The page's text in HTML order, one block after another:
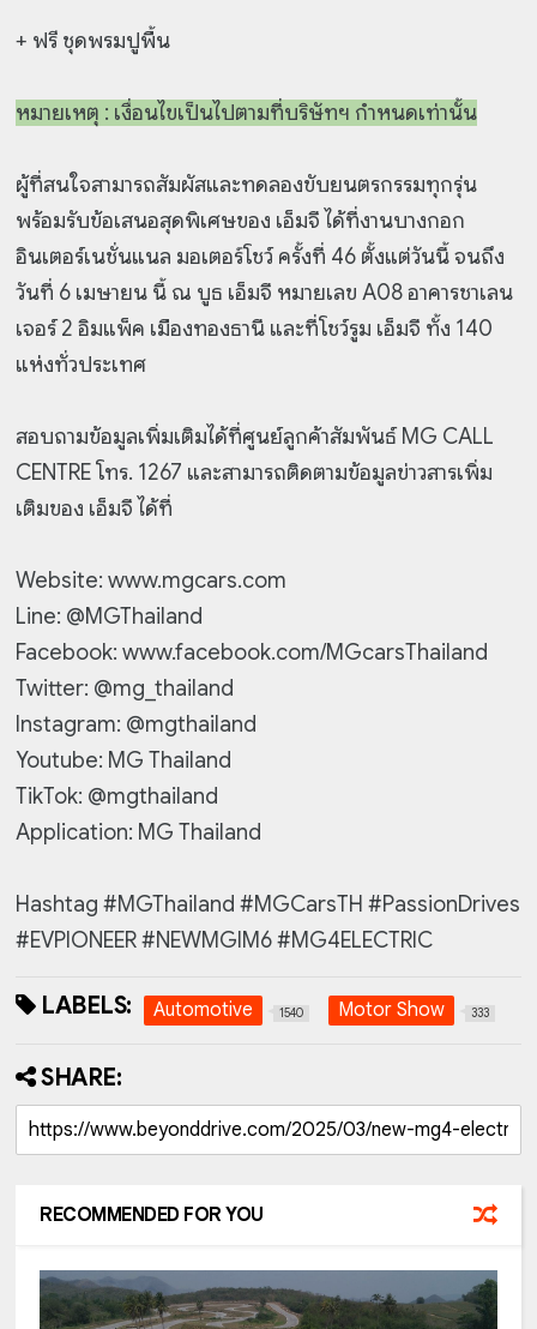
+ ฟรี ชุดพรมปูพื้น
หมายเหตุ : เงื่อนไขเป็นไปตามที่บริษัทฯ กำหนดเท่านั้น
ผู้ที่สนใจสามารถสัมผัสและทดลองขับยนตรกรรมทุกรุ่น
พร้อมรับข้อเสนอสุดพิเศษของ เอ็มจี ได้ที่งานบางกอก
อินเตอร์เนชั่นแนล มอเตอร์โชว์ ครั้งที่ 46 ตั้งแต่วันนี้ จนถึง
วันที่ 6 เมษายน นี้ ณ บูธ เอ็มจี หมายเลข A08 อาคารชาเลน
เจอร์ 2 อิมแพ็ค เมืองทองธานี และที่โชว์รูม เอ็มจี ทั้ง 140
แห่งทั่วประเทศ
สอบถามข้อมูลเพิ่มเติมได้ที่ศูนย์ลูกค้าสัมพันธ์ MG CALL
CENTRE โทร. 1267 และสามารถติดตามข้อมูลข่าวสารเพิ่ม
เติมของ เอ็มจี ได้ที่
Website: www.mgcars.com
Line: @MGThailand
Facebook: www.facebook.com/MGcarsThailand
Twitter: @mg_thailand
Instagram: @mgthailand
Youtube: MG Thailand
TikTok: @mgthailand
Application: MG Thailand
Hashtag #MGThailand #MGCarsTH #PassionDrives
#EVPIONEER #NEWMGIM6 #MG4ELECTRIC
LABELS: Automotive 1540 Motor Show 333
SHARE:
RECOMMENDED FOR YOU